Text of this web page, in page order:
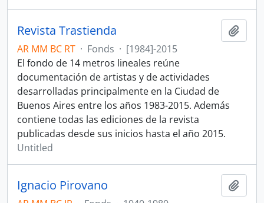
Revista Trastienda
AR MM BC RT · Fonds · [1984]-2015
El fondo de 14 metros lineales reúne
documentación de artistas y de actividades
desarrolladas principalmente en la Ciudad de
Buenos Aires entre los años 1983-2015. Además
contiene todas las ediciones de la revista
publicadas desde sus inicios hasta el año 2015.
Untitled
Ignacio Pirovano